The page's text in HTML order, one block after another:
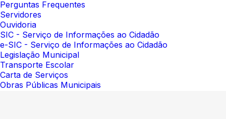
Perguntas Frequentes
Servidores
Ouvidoria
SIC - Serviço de Informações ao Cidadão
e-SIC - Serviço de Informações ao Cidadão
Legislação Municipal
Transporte Escolar
Carta de Serviços
Obras Públicas Municipais